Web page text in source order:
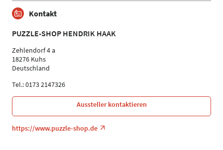
Kontakt
PUZZLE-SHOP HENDRIK HAAK
Zehlendorf 4 a
18276 Kuhs
Deutschland
Tel.: 0173 2147326
Aussteller kontaktieren
https://www.puzzle-shop.de